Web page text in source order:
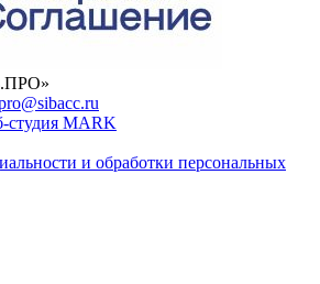
студия MARK
и обработки персональных